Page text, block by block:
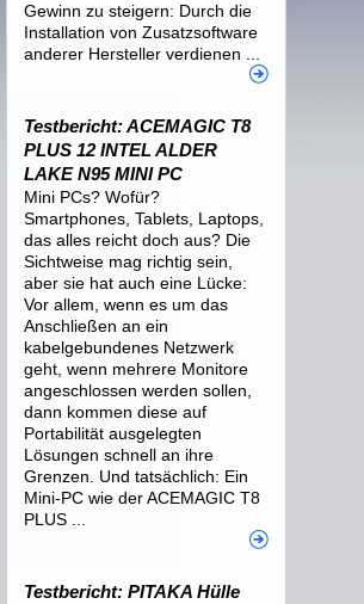
Gewinn zu steigern: Durch die
Installation von Zusatzsoftware
anderer Hersteller verdienen ...
Testbericht: ACEMAGIC T8
PLUS 12 INTEL ALDER
LAKE N95 MINI PC
Mini PCs? Wofür?
Smartphones, Tablets, Laptops,
das alles reicht doch aus? Die
Sichtweise mag richtig sein,
aber sie hat auch eine Lücke:
Vor allem, wenn es um das
Anschließen an ein
kabelgebundenes Netzwerk
geht, wenn mehrere Monitore
angeschlossen werden sollen,
dann kommen diese auf
Portabilität ausgelegten
Lösungen schnell an ihre
Grenzen. Und tatsächlich: Ein
Mini-PC wie der ACEMAGIC T8
PLUS ...
Testbericht: PITAKA Hülle